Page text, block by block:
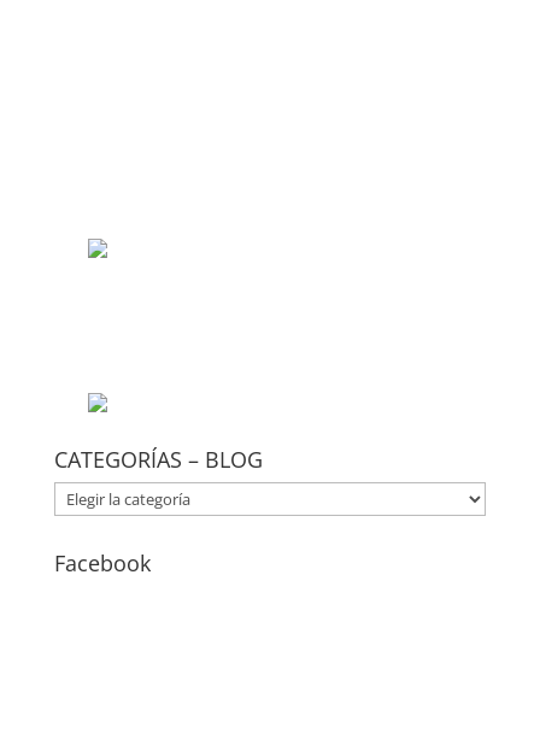
CATEGORÍAS – BLOG
CATEGORÍAS
–
Facebook